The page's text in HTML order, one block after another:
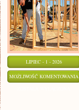
LIPIEC - 1 - 2026
MOŻLIWOŚĆ KOMENTOWANIA